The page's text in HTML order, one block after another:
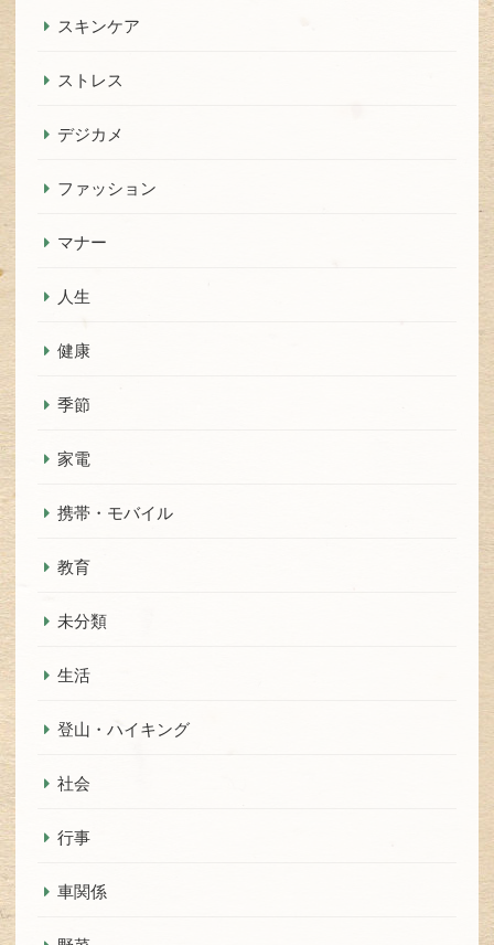
スキンケア
ストレス
デジカメ
ファッション
マナー
人生
健康
季節
家電
携帯・モバイル
教育
未分類
生活
登山・ハイキング
社会
行事
車関係